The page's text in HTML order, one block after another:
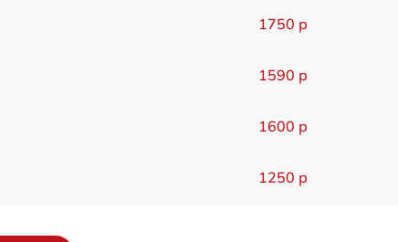
1750 р
1590 р
1600 р
1250 р